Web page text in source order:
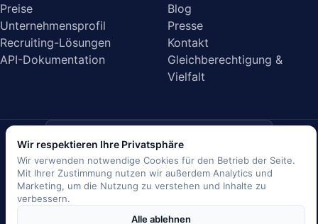
Preise
Unternehmensprofil
Recruiting-Lösungen
API-Dokumentation
Blog
Presse
Kontakt
Gleichberechtigung &
Vielfalt
Geprüftes Rechenzentrum · Zertifiziert
EU-DSGVO
konform
SSL/TLS-verschlüsselt
Wir respektieren Ihre Privatsphäre
Wir verwenden notwendige Cookies für den Betrieb der Seite.
Mit Ihrer Zustimmung nutzen wir außerdem Analytics und
Marketing, um die Nutzung zu verstehen und Inhalte zu
verbessern.
Alle ablehnen